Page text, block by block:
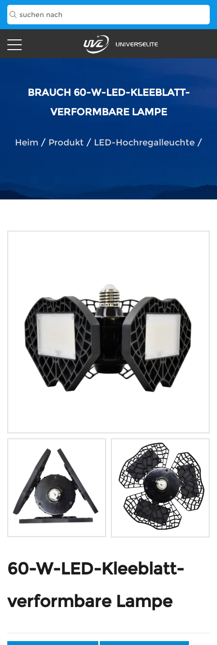
BRAUCH 60-W-LED-KLEEBLATT-
VERFORMBARE LAMPE
Heim / Produkt / LED-Hochregalleuchte/
60-W-LED-Kleeblatt-
verformbare Lampe